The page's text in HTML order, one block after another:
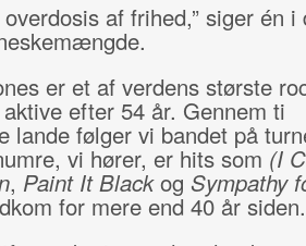
af frihed,” siger én i
er et af verdens største
efter 54 år. Gennem ti
lande følger vi bandet på
vi hører, er hits som (I
, Paint It Blackog Sympathy
for mere end 40 år siden.